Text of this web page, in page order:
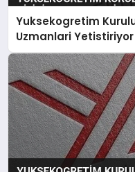
Yuksekogretim
Uzmanlari Yetistiriyor